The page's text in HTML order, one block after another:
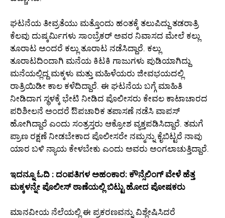
ಘಟನೆಯ ತೀವ್ರತೆಯು ಮತ್ತೊಂದು ಹಂತಕ್ಕೆ ತಲುಪಿದ್ದು ತಡರಾತ್ರಿ
ಕೆಲವು ದುಷ್ಕರ್ಮಿಗಳು ಸಾಂಬ್ರೆಕರ್ ಅವರ ನಿವಾಸದ ಮೇಲೆ ಕಲ್ಲು
ತೂರಾಟ ಅಂದರೆ ಕಲ್ಲು ತೂರಾಟ ನಡೆಸಿದ್ದಾರೆ. ಕಲ್ಲು
ತೂರಾಟದಿಂದಾಗಿ ಮನೆಯ ಕಿಟಕಿ ಗಾಜುಗಳು ಪುಡಿಯಾಗಿದ್ದು
ಮನೆಯಲ್ಲಿದ್ದ ಮಕ್ಕಳು ಮತ್ತು ಮಹಿಳೆಯರು ಜೀವಭಯದಲ್ಲಿ
ರಾತ್ರಿಯಿಡೀ ಕಾಲ ಕಳೆದಿದ್ದಾರೆ. ಈ ಘಟನೆಯ ಬಗ್ಗೆ ಮಾಹಿತಿ
ನೀಡಿದಾಗ ಸ್ಥಳಕ್ಕೆ ಭೇಟಿ ನೀಡಿದ ಪೊಲೀಸರು ಕೇವಲ ಕಾಟಾಚಾರದ
ಪರಿಶೀಲನೆ ಅಂದರೆ ಔಪಚಾರಿಕ ತಪಾಸಣೆ ನಡೆಸಿ ವಾಪಸ್
ಹೋಗಿದ್ದಾರೆ ಎಂದು ಸಂತ್ರಸ್ತರು ಆಕ್ರೋಶ ವ್ಯಕ್ತಪಡಿಸಿದ್ದಾರೆ. ತಮಗೆ
ಪ್ರಾಣ ರಕ್ಷಣೆ ನೀಡಬೇಕಾದ ಪೊಲೀಸರೇ ನಮ್ಮನ್ನು ಕೈಬಿಟ್ಟರೆ ನಾವು
ಯಾರ ಬಳಿ ನ್ಯಾಯ ಕೇಳಬೇಕು ಎಂದು ಅವರು ಅಂಗಲಾಚುತ್ತಿದ್ದಾರೆ.
ಇದನ್ನೂ ಓದಿ : ದಂಪತಿಗಳ ಅಹಂಕಾರ: ಕೌನ್ಸೆಲಿಂಗ್ ವೇಳೆ ಹೆತ್ತ
ಮಕ್ಕಳನ್ನೇ ಪೊಲೀಸ್ ಠಾಣೆಯಲ್ಲಿ ಬಿಟ್ಟು ಹೋದ ಪೋಷಕರು
ಮಾನವೀಯ ನೆಲೆಯಲ್ಲಿ ಈ ಪ್ರಕರಣವನ್ನು ವಿಶ್ಲೇಷಿಸಿದರೆ